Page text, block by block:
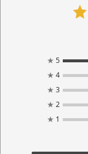
★ 5
★ 4
★ 3
★ 2
★ 1